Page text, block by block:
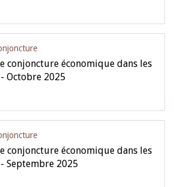
conjoncture économique dans les
Octobre 2025
conjoncture économique dans les
Septembre 2025